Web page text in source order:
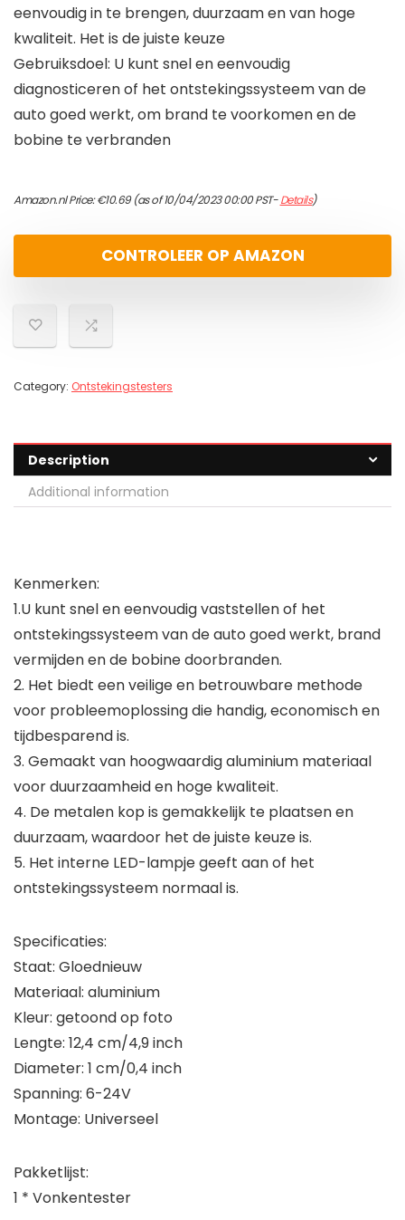
eenvoudig in te brengen, duurzaam en van hoge
kwaliteit. Het is de juiste keuze
Gebruiksdoel: U kunt snel en eenvoudig
diagnosticeren of het ontstekingssysteem van de
auto goed werkt, om brand te voorkomen en de
bobine te verbranden
Amazon.nl Price:€10.69(as of 10/04/2023 00:00 PST-Details)
CONTROLEER OP AMAZON
Category: Ontstekingstesters
Description
Additional information
Kenmerken:
1.U kunt snel en eenvoudig vaststellen of het
ontstekingssysteem van de auto goed werkt, brand
vermijden en de bobine doorbranden.
2. Het biedt een veilige en betrouwbare methode
voor probleemoplossing die handig, economisch en
tijdbesparend is.
3. Gemaakt van hoogwaardig aluminium materiaal
voor duurzaamheid en hoge kwaliteit.
4. De metalen kop is gemakkelijk te plaatsen en
duurzaam, waardoor het de juiste keuze is.
5. Het interne LED-lampje geeft aan of het
ontstekingssysteem normaal is.
Specificaties:
Staat: Gloednieuw
Materiaal: aluminium
Kleur: getoond op foto
Lengte: 12,4 cm/4,9 inch
Diameter: 1 cm/0,4 inch
Spanning: 6-24V
Montage: Universeel
Pakketlijst:
1 * Vonkentester